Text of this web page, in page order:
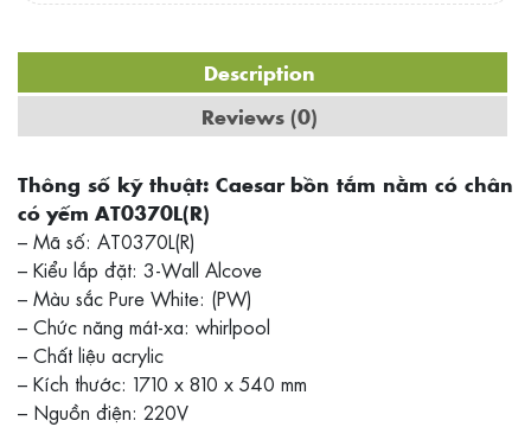
Description
Reviews (0)
Thông số kỹ thuật: Caesar bồn tắm nằm có chân
có yếm AT0370L(R)
– Mã số: AT0370L(R)
– Kiểu lắp đặt: 3-Wall Alcove
– Màu sắc Pure White: (PW)
– Chức năng mát-xa: whirlpool
– Chất liệu acrylic
– Kích thước: 1710 x 810 x 540 mm
– Nguồn điện: 220V